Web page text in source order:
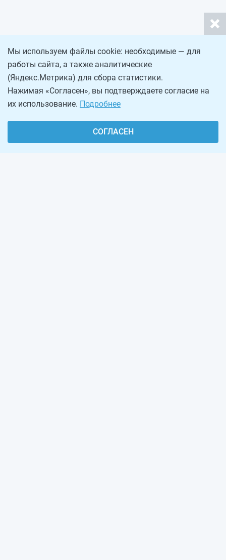
Мы используем файлы cookie: необходимые — для
работы сайта, а также аналитические
(Яндекс.Метрика) для сбора статистики.
Нажимая «Согласен», вы подтверждаете согласие на
их использование. Подробнее
СОГЛАСЕН